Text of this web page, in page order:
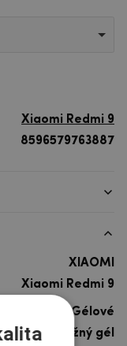
Xiaomi Redmi 9
8596579763887
XIAOMI
Xiaomi Redmi 9
Gélové
pružný gél